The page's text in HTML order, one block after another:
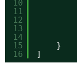
10
11
12
13
14
15
16
}
]